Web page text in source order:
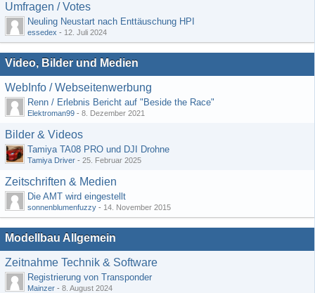
Umfragen / Votes
Neuling Neustart nach Enttäuschung HPI
essedex - 12. Juli 2024
Video, Bilder und Medien
WebInfo / Webseitenwerbung
Renn / Erlebnis Bericht auf "Beside the Race"
Elektroman99 - 8. Dezember 2021
Bilder & Videos
Tamiya TA08 PRO und DJI Drohne
Tamiya Driver - 25. Februar 2025
Zeitschriften & Medien
Die AMT wird eingestellt
sonnenblumenfuzzy - 14. November 2015
Modellbau Allgemein
Zeitnahme Technik & Software
Registrierung von Transponder
Mainzer - 8. August 2024